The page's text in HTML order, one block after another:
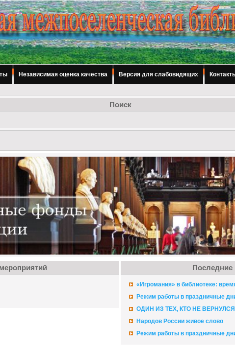
Независимая оценка качества Версия для слабовидящих
Поиск
Последние
«Игромания» в библиотеке:
Режим работы в праздничные
ОДИН ИЗ ТЕХ, КТО НЕ ВЕРНУЛСЯ
Народов России живое слово
Режим работы в праздничные